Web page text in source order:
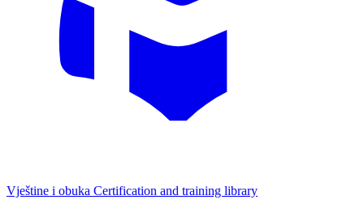
Vještine i obuka Certification and training library